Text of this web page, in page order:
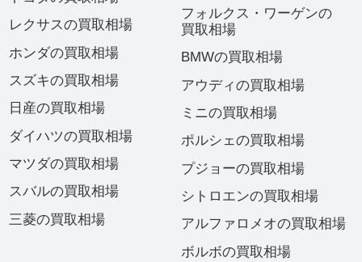
レクサスの買取相場
ホンダの買取相場
スズキの買取相場
日産の買取相場
ダイハツの買取相場
マツダの買取相場
スバルの買取相場
三菱の買取相場
フォルクス・ワーゲンの
買取相場
BMWの買取相場
アウディの買取相場
ミニの買取相場
ポルシェの買取相場
プジョーの買取相場
シトロエンの買取相場
アルファロメオの買取相場
ボルボの買取相場